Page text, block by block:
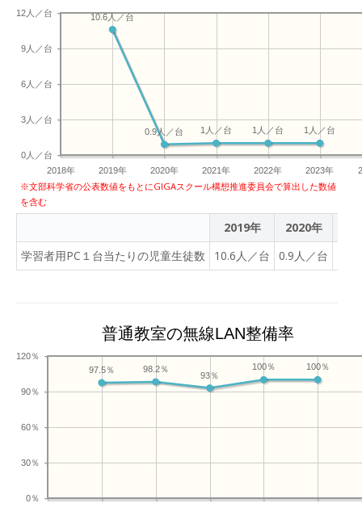
2018年 2019年 2020年 2021年 2022年 2023年
0人／台
3人／台
6人／台
9人／台
12人／台
1人／台
1人／台
1人／台
0.9人／台
10.6人／台
※文部科学省の公表数値をもとにGIGAスクール構想推進委員会で算出した数値
を含む
2019年 2020年
学習者用PC１台当たりの児童生徒数
10.6人／台 0.9人／台
普通教室の無線LAN整備率
0％
30％
60％
90％
120％
100％
100％
93％
98.2％
97.5％